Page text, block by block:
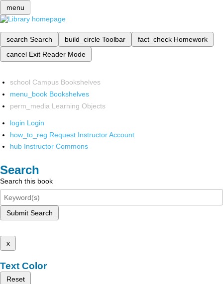
menu
search Search build_circle Toolbar fact_check Homework
cancel Exit Reader Mode
school Campus Bookshelves
menu_book Bookshelves
perm_media Learning Objects
login Login
how_to_reg Request Instructor Account
hub Instructor Commons
Search
Search this book
Submit Search
x
Text Color
Reset